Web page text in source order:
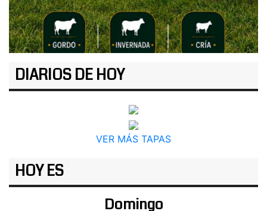
DIARIOS DE HOY
VER MÁS TAPAS
HOY ES
Domingo